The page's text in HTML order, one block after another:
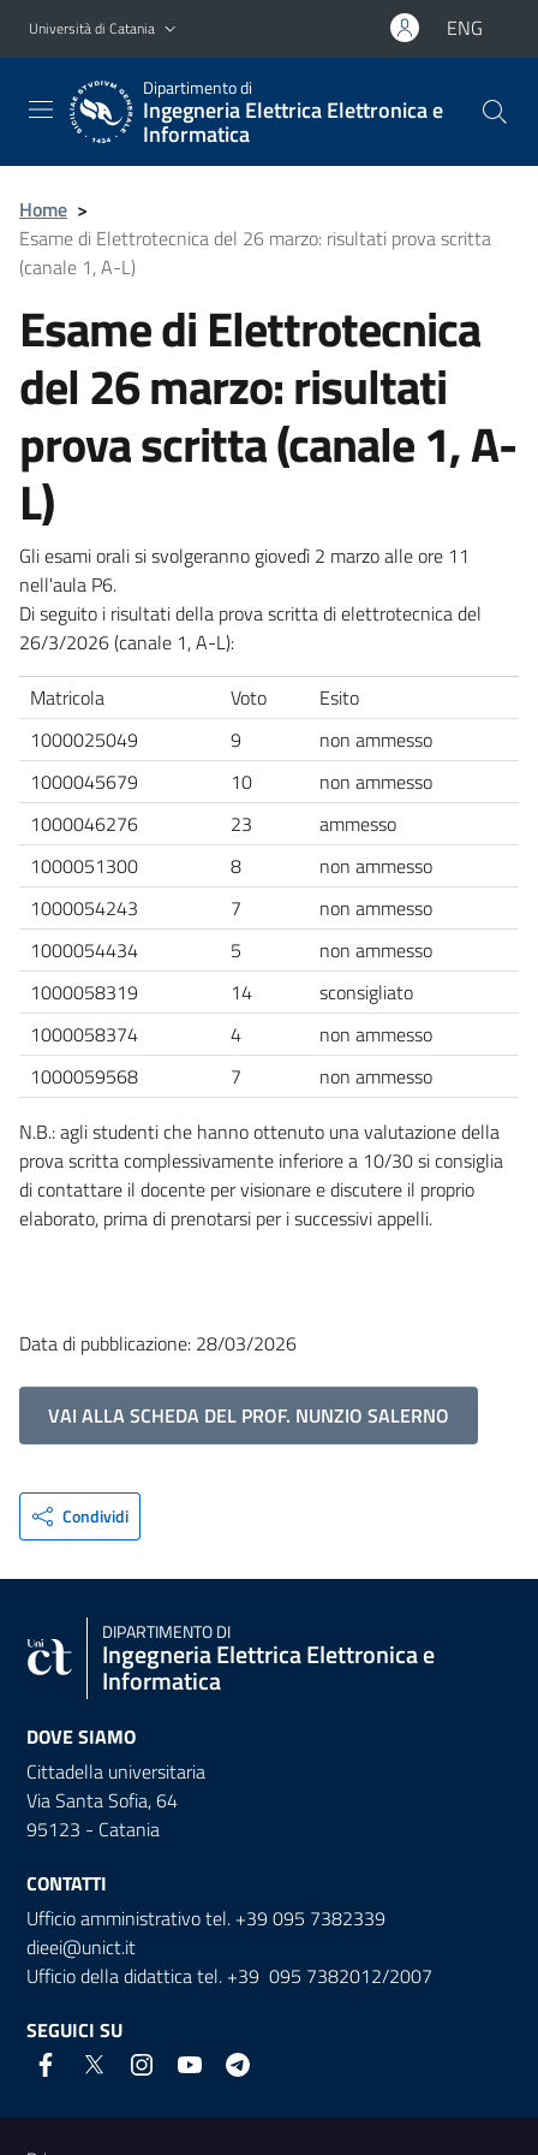
Vai al contenuto principale
Vai al menu di navigazione
Università di Catania ENG
Dipartimento di
Ingegneria Elettrica Elettronica e
Informatica
Home >
Esame di Elettrotecnica del 26 marzo: risultati prova scritta
(canale 1, A-L)
Esame di Elettrotecnica
del 26 marzo: risultati
prova scritta (canale 1, A-
L)
Gli esami orali si svolgeranno giovedì 2 marzo alle ore 11
nell'aula P6.
Di seguito i risultati della prova scritta di elettrotecnica del
26/3/2026 (canale 1, A-L):
Matricola
Voto
Esito
1000025049
9
non ammesso
1000045679
10
non ammesso
1000046276
23
ammesso
1000051300
8
non ammesso
1000054243
7
non ammesso
1000054434
5
non ammesso
1000058319
14
sconsigliato
1000058374
4
non ammesso
1000059568
7
non ammesso
N.B.: agli studenti che hanno ottenuto una valutazione della
prova scritta complessivamente inferiore a 10/30 si consiglia
di contattare il docente per visionare e discutere il proprio
elaborato, prima di prenotarsi per i successivi appelli.
Data di pubblicazione: 28/03/2026
VAI ALLA SCHEDA DEL PROF. NUNZIO SALERNO
Condividi
DIPARTIMENTO DI
Ingegneria Elettrica Elettronica e
Informatica
DOVE SIAMO
Cittadella universitaria
Via Santa Sofia, 64
95123 - Catania
CONTATTI
Ufficio amministrativo tel. +39 095 7382339
dieei@unict.it
Ufficio della didattica tel. +39 095 7382012/2007
SEGUICI SU
Link e informazioni utili